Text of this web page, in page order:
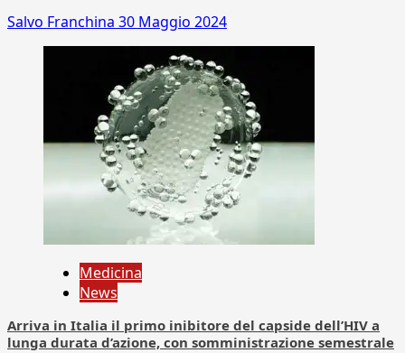
Salvo Franchina 30 Maggio 2024
Medicina
News
Arriva in Italia il primo inibitore del capside dell’HIV a
lunga durata d’azione, con somministrazione semestrale